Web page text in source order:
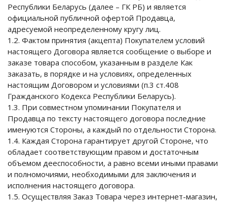
Республики Беларусь (далее – ГК РБ) и является
официальной публичной офертой Продавца,
адресуемой неопределенному кругу лиц.
1.2. Фактом принятия (акцепта) Покупателем условий
настоящего Договора является сообщение о выборе и
заказе товара способом, указанным в разделе Как
заказать, в порядке и на условиях, определенных
настоящим Договором и условиями (п.3 ст.408
Гражданского Кодекса Республики Беларусь).
1.3. При совместном упоминании Покупателя и
Продавца по тексту настоящего договора последние
именуются Стороны, а каждый по отдельности Сторона.
1.4. Каждая Сторона гарантирует другой Стороне, что
обладает соответствующим правом и достаточным
объемом дееспособности, а равно всеми иными правами
и полномочиями, необходимыми для заключения и
исполнения настоящего договора.
1.5. Осуществляя Заказ Товара через интернет-магазин,